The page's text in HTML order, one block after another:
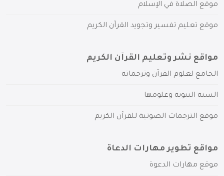
موقع الصلاة في الإسلام
موقع تعليم تفسير وتجويد القرآن الكريم
مواقع نشر وتعليم القرآن الكريم
الجامع لعلوم القرآن وترجماته
السنة النبوية وعلومها
موقع الترجمات الصوتية للقرآن الكريم
مواقع تطوير مهارات الدعاة
موقع مهارات الدعوة